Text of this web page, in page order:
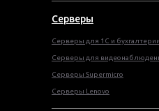
Серверы
Серверы для 1С и бухгалтерии
Серверы для
Серверы Supermicro
Серверы Lenovo